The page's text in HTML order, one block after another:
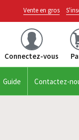
Vente en gros
Connectez-vous
Guide Contactez-